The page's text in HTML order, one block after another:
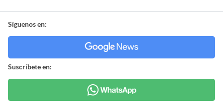
Síguenos en:
Suscríbete en: